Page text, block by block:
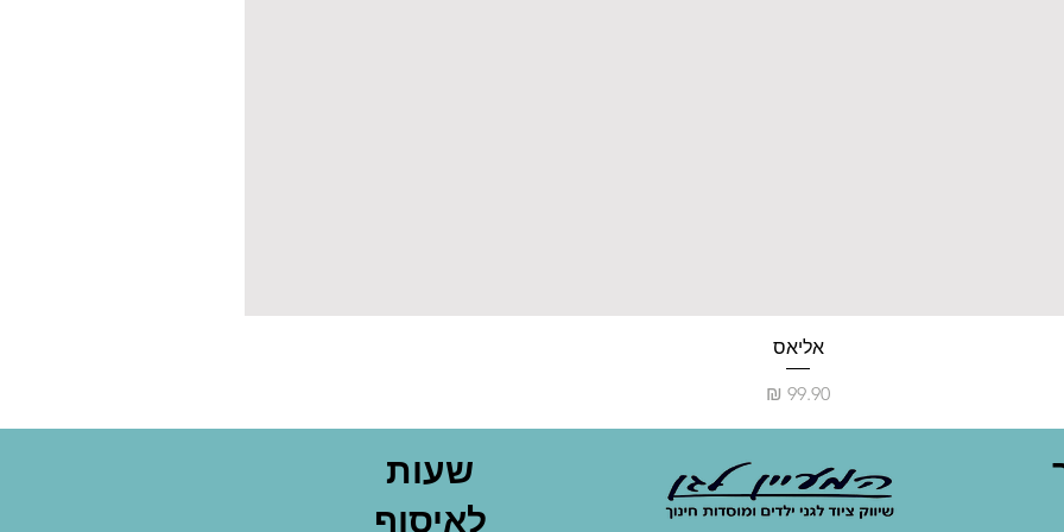
אליאס
מחיר
שעות
לאיסוף